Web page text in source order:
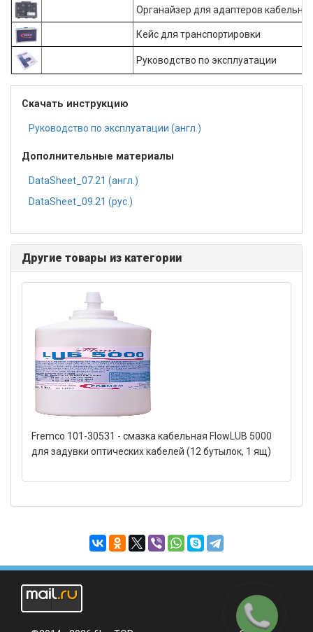
Органайзер для адаптеров
Кейс для транспортировки
Руководство по эксплуатации
Скачать инструкцию
Руководство по эксплуатации (англ.)
Дополнительные материалы
DataSheet_07.21 (англ.)
DataSheet_09.21 (рус.)
Другие товары из категории
Fremco 101-30531 - смазка кабельная FlowLUB 5000
для задувки оптических кабелей (12 бутылок, 1 ящ)
Заказать
звонок